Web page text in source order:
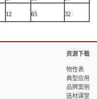
12 65 32
资源下载
物性表
典型应用
品牌案例
选材课堂